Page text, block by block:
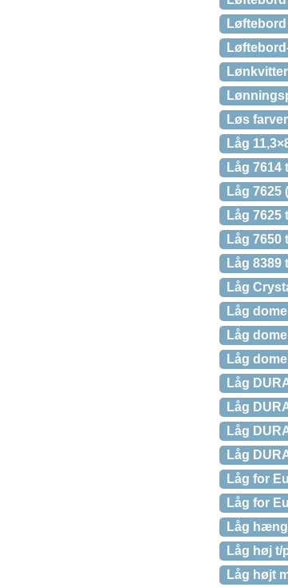
Løs
Låg
Låg 7614
Låg 7625
Låg 7625
Låg 7650
Låg 8389
Låg
Låg
Låg
Låg
Låg
Låg
Låg
Låg
Låg for
Låg for
Låg
Låg høj t/
Låg højt